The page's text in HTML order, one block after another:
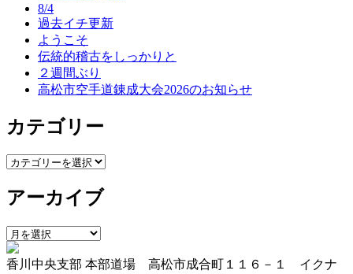
8/4
過去イチ更新
ようこそ
伝統的稽古をしっかりと
２週間ぶり
高松市空手道錬成大会2026のお知らせ
カテゴリー
カ
ゴ
ー
アーカイブ
ア
ー
カ
香川中央支部 本部道場 高松市成合町１１６－１ イクナ